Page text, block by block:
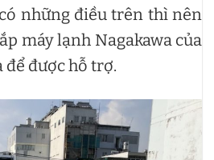
những điều trên thì nên
máy lạnh Nagakawa của
được hỗ trợ.